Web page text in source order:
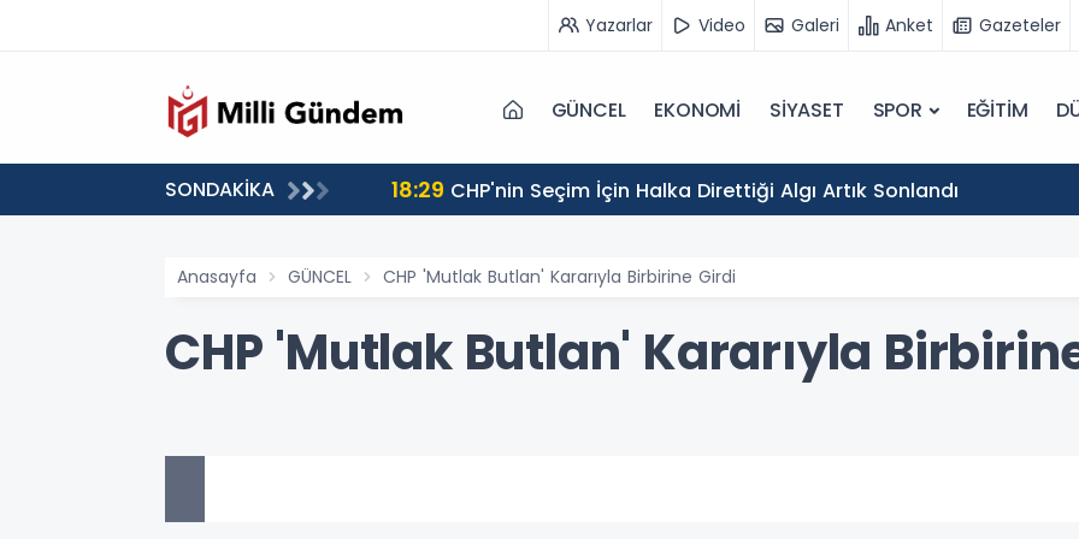
Yazarlar Video Galeri Anket Gazeteler
GÜNCEL EKONOMİ SİYASET SPOR EĞİTİM
SONDAKİKA 18:29 CHP'nin Seçim İçin Halka Direttiği Algı Artık Sonlandı
Anasayfa GÜNCEL CHP 'Mutlak Butlan' Kararıyla Birbirine Girdi
CHP 'Mutlak Butlan' Kararıyla